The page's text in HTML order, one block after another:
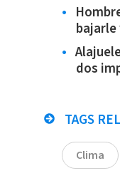
bajarle
dos
TAGS
Clima